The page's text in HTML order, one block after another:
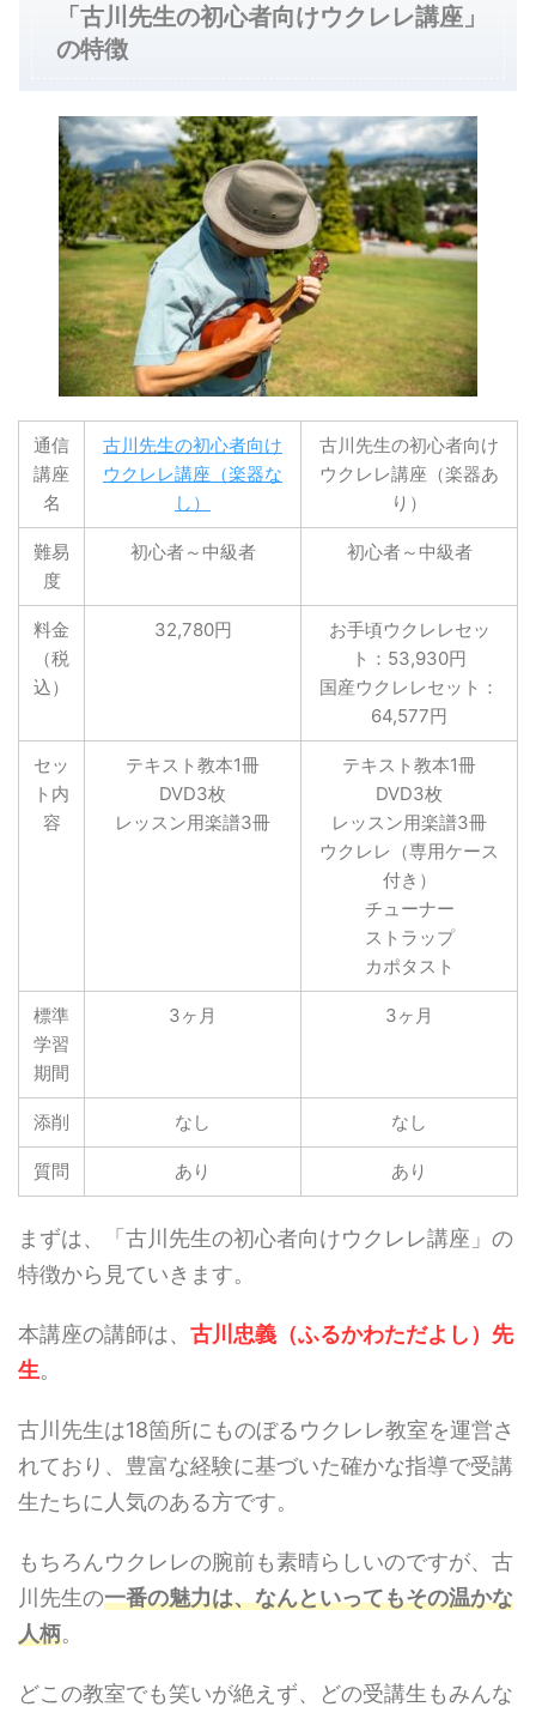
「古川先生の初心者向けウクレレ講座」
の特徴
通信
講座
名
古川先生の初心者向け
ウクレレ講座（楽器な
し）
古川先生の初心者向け
ウクレレ講座（楽器あ
り）
難易
度
初心者～中級者 初心者～中級者
料金
（税
込）
32,780円
お手頃ウクレレセッ
ト：53,930円
国産ウクレレセット：
64,577円
セッ
ト内
容
テキスト教本1冊
DVD3枚
レッスン用楽譜3冊
テキスト教本1冊
DVD3枚
レッスン用楽譜3冊
ウクレレ（専用ケース
付き）
チューナー
ストラップ
カポタスト
標準
学習
期間
3ヶ月 3ヶ月
添削 なし なし
質問 あり あり
まずは、「古川先生の初心者向けウクレレ講座」の
特徴から見ていきます。
本講座の講師は、 古川忠義（ふるかわただよし）先
生。
古川先生は18箇所にものぼるウクレレ教室を運営さ
れており、豊富な経験に基づいた確かな指導で受講
生たちに人気のある方です。
もちろんウクレレの腕前も素晴らしいのですが、古
川先生の一番の魅力は、なんといってもその温かな
人柄。
どこの教室でも笑いが絶えず、どの受講生もみんな